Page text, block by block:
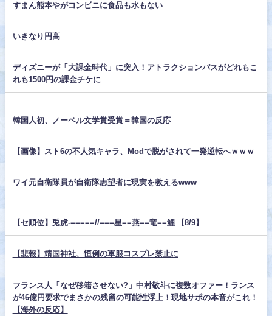
すまん熊本やがコンビニに食品も水もない
いきなり円高
ディズニーが「大課金時代」に突入！アトラクションパスがどれもこ
れも1500円の課金チケに
韓国人初、ノーベル文学賞受賞＝韓国の反応
【画像】スト6の不人気キャラ、Modで脱がされて一発逆転へｗｗｗ
ワイ元自衛隊員が自衛隊志望者に現実を教えるwww
【セ順位】兎虎-=====//===星==燕==竜==鯉 【8/9】
【悲報】靖国神社、恒例の軍服コスプレ禁止に
フランス人「なぜ移籍させない?」中村敬斗に複数オファー！ランス
が46億円要求でまさかの残留の可能性浮上！現地サポの本音がこれ！
【海外の反応】